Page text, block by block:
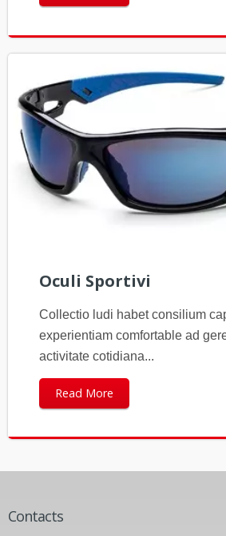
Oculi Sportivi
Collectio ludi habet consilium
experientiam comfortable ad
activitate cotidiana...
Read More
Contacts